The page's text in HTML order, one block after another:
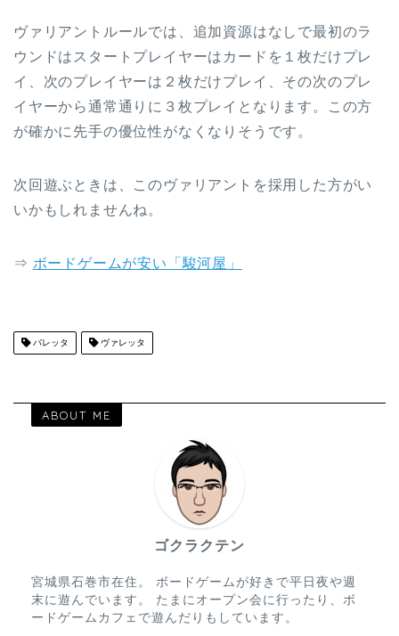
ヴァリアントルールでは、追加資源はなしで最初のラ
ウンドはスタートプレイヤーはカードを１枚だけプレ
イ、次のプレイヤーは２枚だけプレイ、その次のプレ
イヤーから通常通りに３枚プレイとなります。この方
が確かに先手の優位性がなくなりそうです。
次回遊ぶときは、このヴァリアントを採用した方がい
いかもしれませんね。
⇒ ボードゲームが安い「駿河屋」
バレッタ ヴァレッタ
ABOUT ME
ゴクラクテン
宮城県石巻市在住。 ボードゲームが好きで平日夜や週
末に遊んでいます。 たまにオープン会に行ったり、ボ
ードゲームカフェで遊んだりもしています。